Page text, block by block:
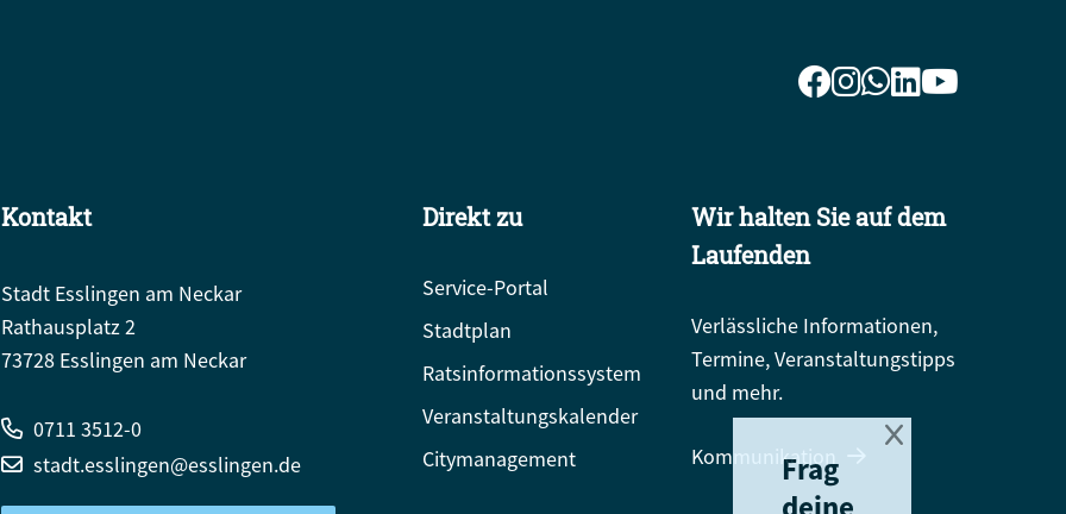
Kontakt
Stadt Esslingen am Neckar
Rathausplatz 2
73728 Esslingen am Neckar
0711 3512-0
stadt.esslingen@esslingen.de
Direkt zu
Service-Portal
Stadtplan
Ratsinformationssystem
Veranstaltungskalender
Citymanagement
Wir halten Sie auf dem
Laufenden
Verlässliche Informationen,
Termine, Veranstaltungstipps
und mehr.
Kommunikation
Frag